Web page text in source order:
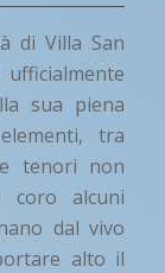
di Villa San
ufficialmente
sua piena
tra
tenori non
coro alcuni
dal vivo
alto il